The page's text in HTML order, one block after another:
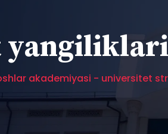
yangiliklari
akademiyasi - universitet